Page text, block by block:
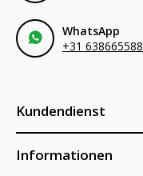
WhatsApp
+31 638665588
Kundendienst
Informationen